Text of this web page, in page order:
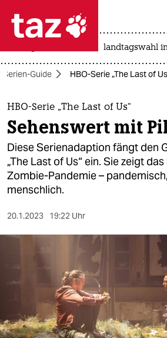
 taz zahl ich
taz zahl ich
themen
politik
öko
gesellschaft
kultur
sport
berlin
wahrheit
landtagswahl
Serien-Guide HBO-Serie „The Last of
HBO-Serie „The Last of Us“
Sehenswert mit
Diese Serienadaption fängt den
„The Last of Us“ ein. Sie zeigt
Zombie-Pandemie –
menschlich.
20.1.2023 19:22 Uhr